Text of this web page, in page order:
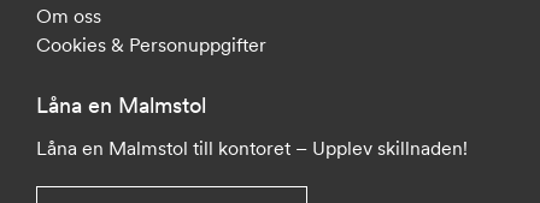
Om oss
Cookies & Personuppgifter
Låna en Malmstol
Låna en Malmstol till kontoret – Upplev skillnaden!